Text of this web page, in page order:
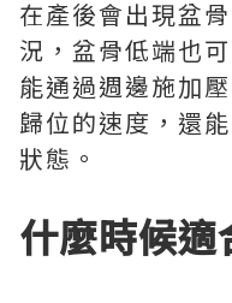
在產後會出現盆
況，盆骨低端也
能通過週邊施加
歸位的速度，還
狀態。
什麼時候適